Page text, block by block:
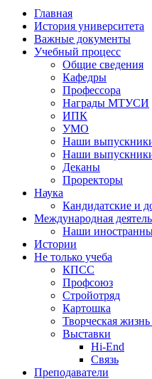
Главная
История университета
Важные документы
Учебный процесс
Общие сведения
Кафедры
Профессора
Награды МТУСИ
ИПК
УМО
Наши
Наши
Деканы
Проректоры
Наука
Кандидатские и
Международная
Наши
Истории
Не только учеба
КПСС
Профсоюз
Стройотряд
Картошка
Творческая жизнь
Выставки
Hi-End
Связь
Преподаватели